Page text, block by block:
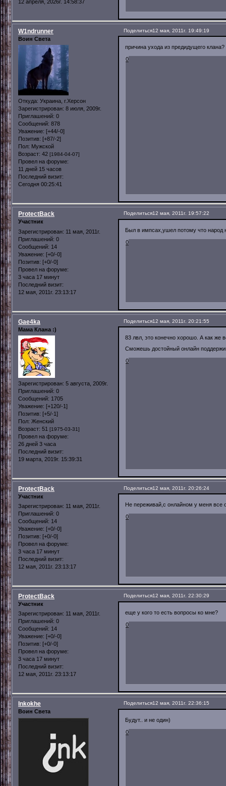
12 апреля, 2026г. 14:58:37
Поделиться12 мая, 2011г. 19:49:19
W1ndrunner
Воин Света
Откуда: Украина, г.Херсон
Зарегистрирован: 8 июля, 2009г.
Приглашений: 0
Сообщений: 878
Уважение: [+44/-0]
Позитив: [+87/-2]
Пол: Мужской
Возраст: 42 [1984-04-07]
Провел на форуме:
11 дней 15 часов
Последний визит:
Сегодня 00:25:41
причина ухода из предидущего клана?
0
Поделиться12 мая, 2011г. 19:57:22
ProtectBack
Участник
Зарегистрирован: 11 мая, 2011г.
Приглашений: 0
Сообщений: 14
Уважение: [+0/-0]
Позитив: [+0/-0]
Провел на форуме:
3 часа 17 минут
Последний визит:
12 мая, 2011г. 23:13:17
Был в импсах,ушел потому что народ
0
Поделиться12 мая, 2011г. 20:21:55
Gae4ka
Мама Клана :)
Зарегистрирован: 5 августа, 2009г.
Приглашений: 0
Сообщений: 1705
Уважение: [+120/-1]
Позитив: [+5/-1]
Пол: Женский
Возраст: 51 [1975-03-31]
Провел на форуме:
26 дней 3 часа
Последний визит:
19 марта, 2019г. 15:39:31
83 лвл, это конечно хорошо. А как же
Сможешь достойный онлайн
0
Поделиться12 мая, 2011г. 20:26:24
ProtectBack
Участник
Зарегистрирован: 11 мая, 2011г.
Приглашений: 0
Сообщений: 14
Уважение: [+0/-0]
Позитив: [+0/-0]
Провел на форуме:
3 часа 17 минут
Последний визит:
12 мая, 2011г. 23:13:17
Не переживай,с онлайном у меня все
0
Поделиться12 мая, 2011г. 22:30:29
ProtectBack
Участник
Зарегистрирован: 11 мая, 2011г.
Приглашений: 0
Сообщений: 14
Уважение: [+0/-0]
Позитив: [+0/-0]
Провел на форуме:
3 часа 17 минут
Последний визит:
12 мая, 2011г. 23:13:17
еще у кого то есть вопросы ко мне?
0
Поделиться12 мая, 2011г. 22:36:15
Inkokhe
Воин Света
Будут.. и не один)
0